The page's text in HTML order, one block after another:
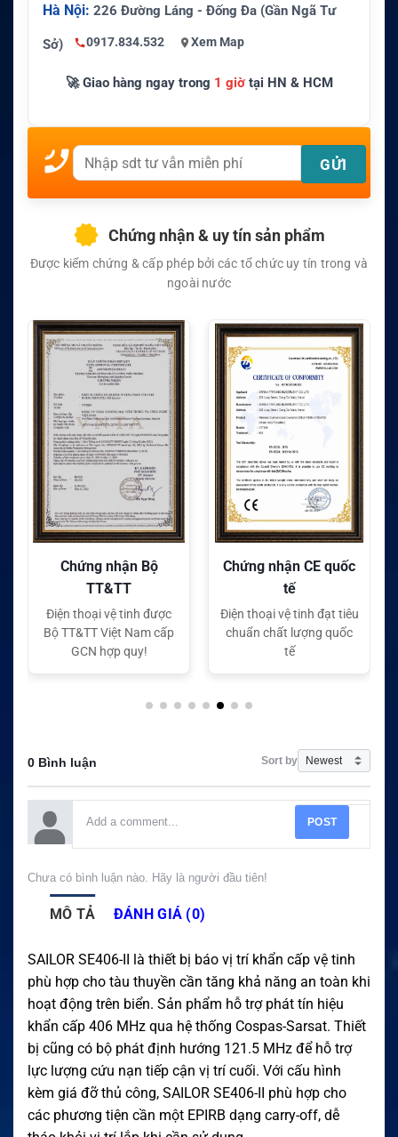
Hà Nội: 226 Đường Láng - Đống Đa (Gần Ngã Tư
Sở) 0917.834.532 Xem Map
🚀 Giao hàng ngay trong 1 giờtại HN & HCM
Chứng nhận & uy tín sản phẩm
Được kiểm chứng & cấp phép bởi các tổ chức uy tín trong và
ngoài nước
Chứng nhận Bộ
TT&TT
Điện thoại vệ tinh được
Bộ TT&TT Việt Nam cấp
GCN hợp quy!
Chứng nhận CE quốc
tế
Điện thoại vệ tinh đạt tiêu
chuẩn chất lượng quốc
tế
0 Bình luận Sort by
POST
Chưa có bình luận nào. Hãy là người đầu tiên!
MÔ TẢ ĐÁNH GIÁ (0)
SAILOR SE406-II là thiết bị báo vị trí khẩn cấp vệ tinh
phù hợp cho tàu thuyền cần tăng khả năng an toàn khi
hoạt động trên biển. Sản phẩm hỗ trợ phát tín hiệu
khẩn cấp 406 MHz qua hệ thống Cospas-Sarsat. Thiết
bị cũng có bộ phát định hướng 121.5 MHz để hỗ trợ
lực lượng cứu nạn tiếp cận vị trí cuối. Với cấu hình
kèm giá đỡ thủ công, SAILOR SE406-II phù hợp cho
các phương tiện cần một EPIRB dạng carry-off, dễ